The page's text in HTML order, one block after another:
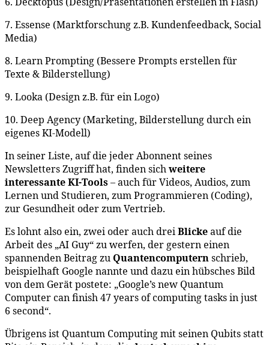
7. Essense (Marktforschung z.B. Kundenfeedback, Social
Media)
8. Learn Prompting (Bessere Prompts erstellen für
Texte & Bilderstellung)
9. Looka (Design z.B. für ein Logo)
10. Deep Agency (Marketing, Bilderstellung durch ein
eigenes KI-Modell)
In seiner Liste, auf die jeder Abonnent seines
Newsletters Zugriff hat, finden sichweitere
interessante KI-Tools– auch für Videos, Audios, zum
Lernen und Studieren, zum Programmieren (Coding),
zur Gesundheit oder zum Vertrieb.
Es lohnt also ein, zwei oder auch dreiBlickeauf die
Arbeit des „AI Guy“ zu werfen, der gestern einen
spannenden Beitrag zuQuantencomputernschrieb,
beispielhaft Google nannte und dazu ein hübsches Bild
von dem Gerät postete: „Google’s new Quantum
Computer can finish 47 years of computing tasks in just
6 second“.
Übrigens ist Quantum Computing mit seinen Qubits statt